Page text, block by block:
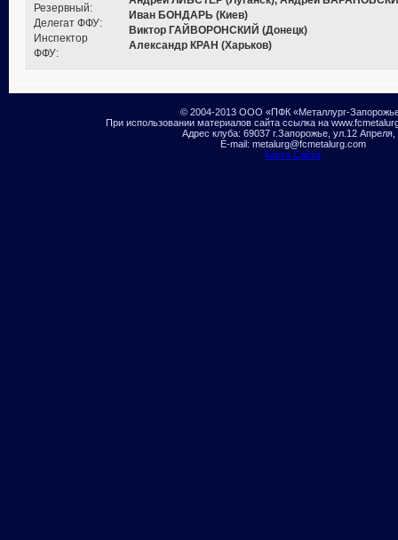
Резервный:
Делегат ФФУ:
Инспектор
ФФУ:
Иван БОНДАРЬ (Киев)
Виктор ГАЙВОРОНСКИЙ (Донецк)
Александр КРАН (Харьков)
© 2004-2013 ООО «ПФК «Металлург-
При использовании материалов сайта ссылка на
Адрес клуба: 69037 г.Запорожье, ул.12 Апреля,
E-mail: metalurg@fcmetalurg.com
Карта Сайта